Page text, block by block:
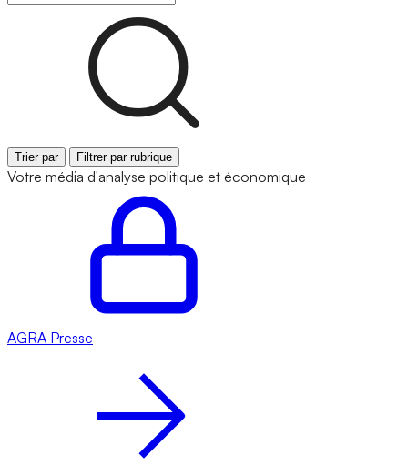
Trier par Filtrer par rubrique
Votre média d'analyse politique et économique
AGRA Presse